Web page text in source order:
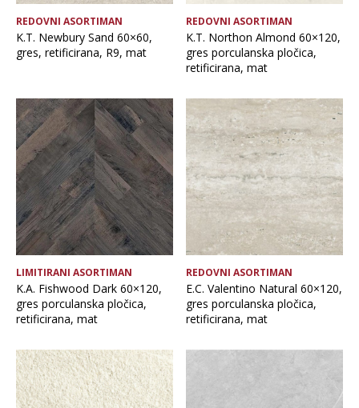
REDOVNI ASORTIMAN
K.T. Newbury Sand 60×60,
gres, retificirana, R9, mat
REDOVNI ASORTIMAN
K.T. Northon Almond 60×120,
gres porculanska pločica,
retificirana, mat
LIMITIRANI ASORTIMAN
K.A. Fishwood Dark 60×120,
gres porculanska pločica,
retificirana, mat
REDOVNI ASORTIMAN
E.C. Valentino Natural 60×120,
gres porculanska pločica,
retificirana, mat